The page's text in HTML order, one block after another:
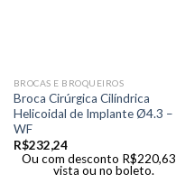
BROCAS E BROQUEIROS
Broca Cirúrgica Cilíndrica
Helicoidal de Implante Ø4.3 –
WF
R$232,24
Ou com desconto R$220,63
vista ou no boleto.